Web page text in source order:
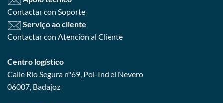
Contactar con Soporte
Serviço ao cliente
Contactar con Atención al Cliente
Centro logístico
Calle Río Segura nº69, Pol-Ind el Nevero
06007, Badajoz